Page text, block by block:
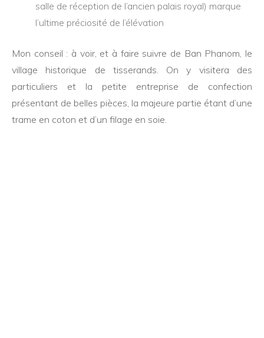
salle de réception de l’ancien palais royal) marque
l’ultime préciosité de l’élévation
Mon conseil : à voir, et à faire suivre de Ban Phanom, le
village historique de tisserands. On y visitera des
particuliers et la petite entreprise de confection
présentant de belles pièces, la majeure partie étant d’une
trame en coton et d’un filage en soie.